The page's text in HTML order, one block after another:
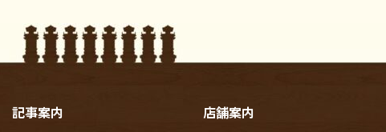
記事案内 店舗案内